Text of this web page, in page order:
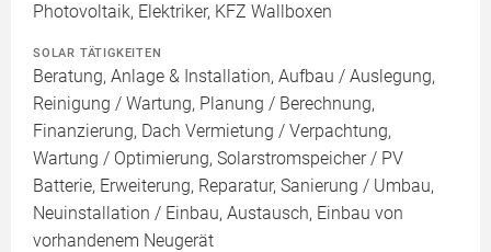
Photovoltaik, Elektriker, KFZ Wallboxen
SOLAR TÄTIGKEITEN
Beratung, Anlage & Installation, Aufbau / Auslegung,
Reinigung / Wartung, Planung / Berechnung,
Finanzierung, Dach Vermietung / Verpachtung,
Wartung / Optimierung, Solarstromspeicher / PV
Batterie, Erweiterung, Reparatur, Sanierung / Umbau,
Neuinstallation / Einbau, Austausch, Einbau von
vorhandenem Neugerät